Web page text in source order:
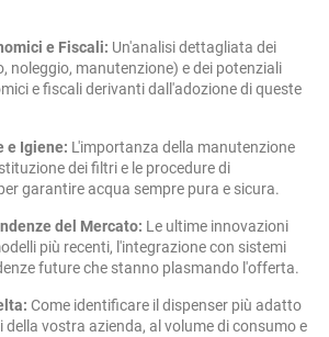
e Fiscali: Un'analisi dettagliata dei
noleggio, manutenzione) e dei potenziali
e fiscali derivanti dall'adozione di queste
e Igiene: L'importanza della manutenzione
dei filtri e le procedure di
garantire acqua sempre pura e sicura.
del Mercato: Le ultime innovazioni
più recenti, l'integrazione con sistemi
future che stanno plasmando l'offerta.
Come identificare il dispenser più adatto
della vostra azienda, al volume di consumo e